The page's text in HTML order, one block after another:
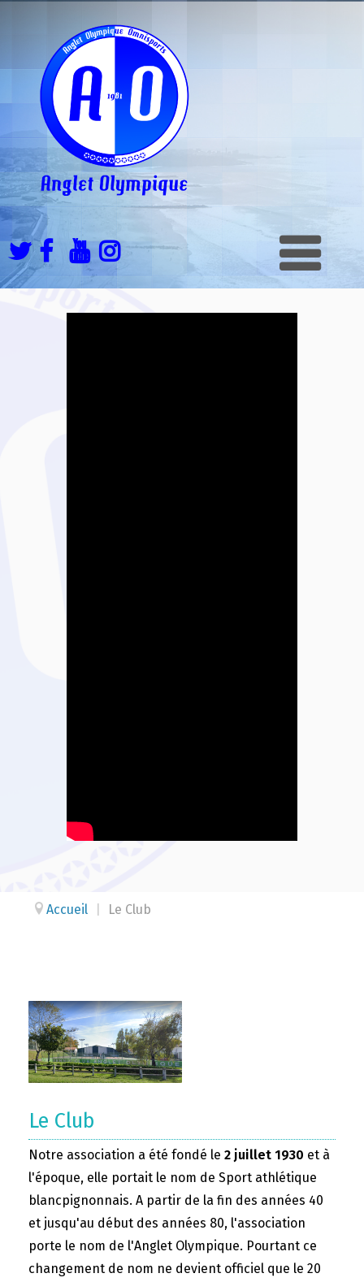
Accueil Le Club
Le Club
Notre association a été fondé le 2 juillet 1930 et à
l'époque, elle portait le nom de Sport athlétique
blancpignonnais. A partir de la fin des années 40
et jusqu'au début des années 80, l'association
porte le nom de l'Anglet Olympique. Pourtant ce
changement de nom ne devient officiel que le 20